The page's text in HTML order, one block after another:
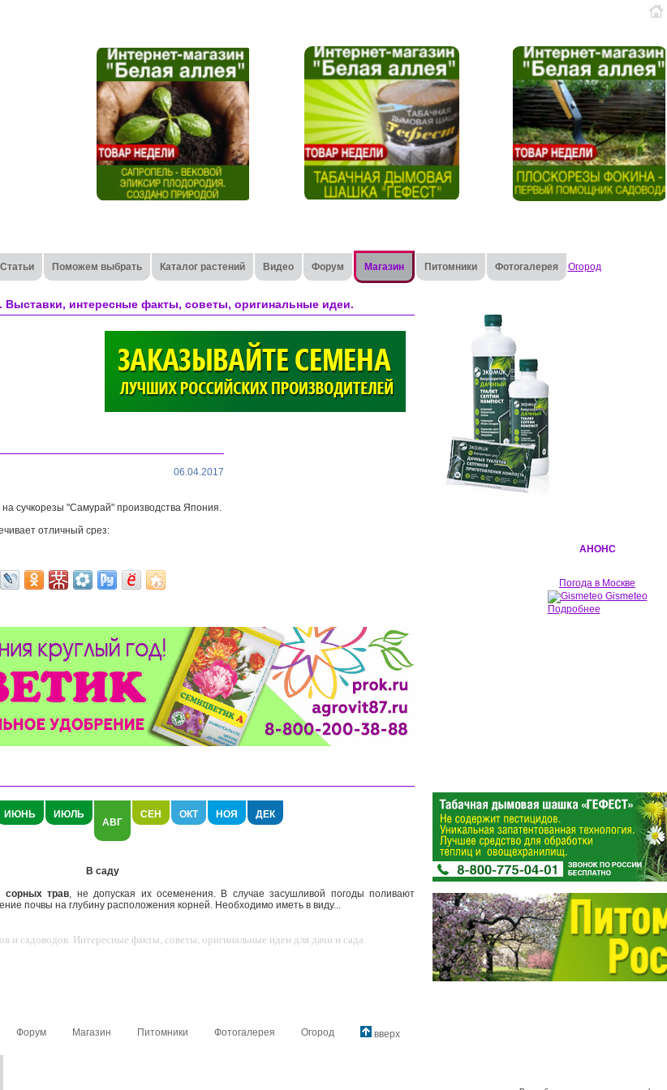
Статьи Поможем выбрать Каталог растений Видео Форум Магазин Питомники Фотогалерея Огород
интересные факты, советы, оригинальные идеи.
06.04.2017
сучкорезы "Самурай" производства Япония.
отличный срез:
ИЮНЬ ИЮЛЬ
АВГ
СЕН ОКТ НОЯ ДЕК
В саду
сорных трав, не допуская их осеменения. В случае засушливой погоды поливают
почвы на глубину расположения корней. Необходимо иметь в виду...
и садоводов. Интересные факты, советы, оригинальные идеи для дачи и сада.
АНОНС
Погода в Москве
Gismeteo
Подробнее
Форум Магазин Питомники Фотогалерея Огород вверх